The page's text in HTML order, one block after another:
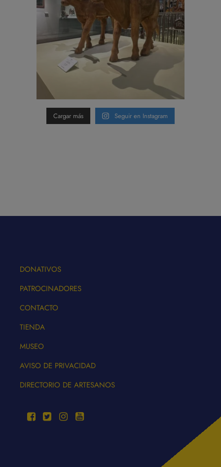
Cargar más Seguir en Instagram
DONATIVOS
PATROCINADORES
CONTACTO
TIENDA
MUSEO
AVISO DE PRIVACIDAD
DIRECTORIO DE ARTESANOS